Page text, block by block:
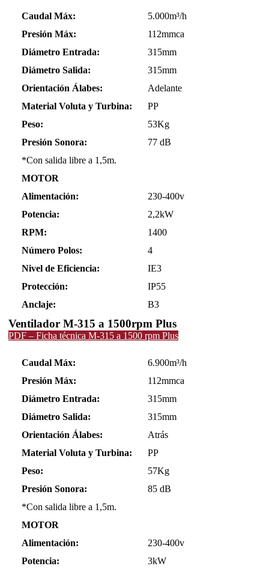
Caudal Máx:
5.000m³/h
Presión Máx:
112mmca
Diámetro Entrada:
315mm
Diámetro Salida:
315mm
Orientación Álabes:
Adelante
Material Voluta y Turbina:
PP
Peso:
53Kg
Presión Sonora:
77 dB
*Con salida libre a 1,5m.
MOTOR
Alimentación:
230-400v
Potencia:
2,2kW
RPM:
1400
Número Polos:
4
Nivel de Eficiencia:
IE3
Protección:
IP55
Anclaje:
B3
Ventilador M-315 a 1500rpm Plus
PDF – Ficha técnica M-315 a 1500 rpm Plus
Caudal Máx:
6.900m³/h
Presión Máx:
112mmca
Diámetro Entrada:
315mm
Diámetro Salida:
315mm
Orientación Álabes:
Atrás
Material Voluta y Turbina:
PP
Peso:
57Kg
Presión Sonora:
85 dB
*Con salida libre a 1,5m.
MOTOR
Alimentación:
230-400v
Potencia:
3kW